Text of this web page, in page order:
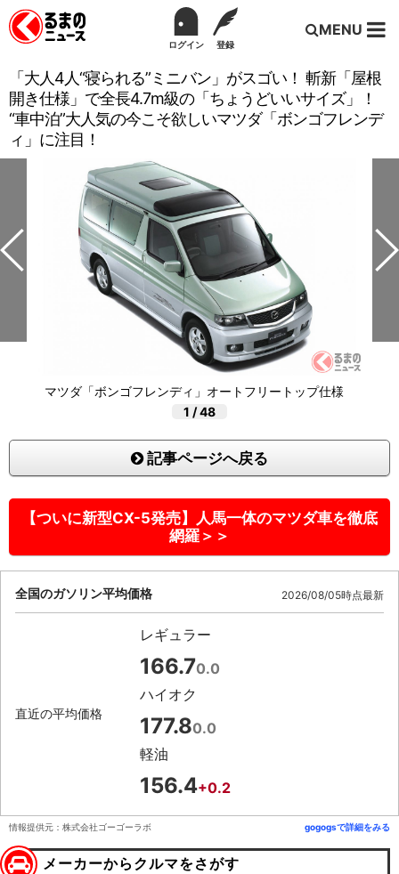
ログイン 登録
MENU
「大人4人“寝られる”ミニバン」がスゴい！ 斬新「屋根
開き仕様」で全長4.7m級の「ちょうどいいサイズ」！
“車中泊”大人気の今こそ欲しいマツダ「ボンゴフレンデ
ィ」に注目！
マツダ「ボンゴフレンディ」オートフリートップ仕様
1 /48
記事ページへ戻る
【ついに新型CX-5発売】人馬一体のマツダ車を徹底
網羅＞＞
全国のガソリン平均価格 2026/08/05時点最新
直近の平均価格
レギュラー
166.70.0
ハイオク
177.80.0
軽油
156.4+0.2
情報提供元：株式会社ゴーゴーラボ gogogsで詳細をみる
メーカーからクルマをさがす